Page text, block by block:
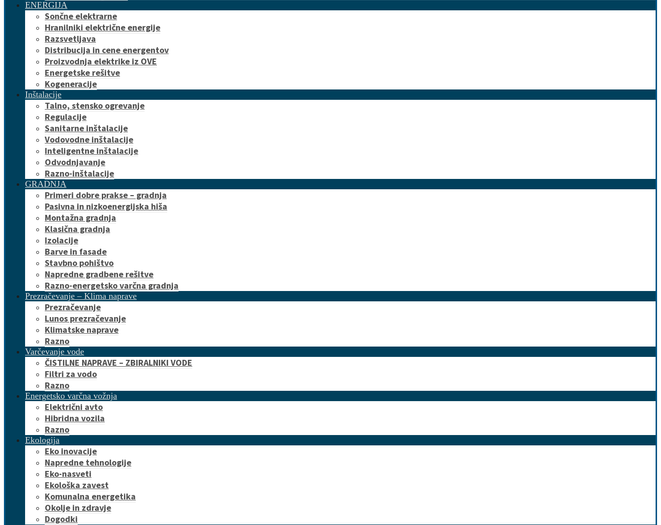
ENERGIJA
Sončne elektrarne
Hranilniki električne energije
Razsvetljava
Distribucija in cene energentov
Proizvodnja elektrike iz OVE
Energetske rešitve
Kogeneracije
Inštalacije
Talno, stensko ogrevanje
Regulacije
Sanitarne inštalacije
Vodovodne inštalacije
Inteligentne inštalacije
Odvodnjavanje
Razno-inštalacije
GRADNJA
Primeri dobre prakse – gradnja
Pasivna in nizkoenergijska hiša
Montažna gradnja
Klasična gradnja
Izolacije
Barve in fasade
Stavbno pohištvo
Napredne gradbene rešitve
Razno-energetsko varčna gradnja
Prezračevanje – Klima naprave
Prezračevanje
Lunos prezračevanje
Klimatske naprave
Razno
Varčevanje vode
ČISTILNE NAPRAVE – ZBIRALNIKI VODE
Filtri za vodo
Razno
Energetsko varčna vožnja
Električni avto
Hibridna vozila
Razno
Ekologija
Eko inovacije
Napredne tehnologije
Eko-nasveti
Ekološka zavest
Komunalna energetika
Okolje in zdravje
Dogodki